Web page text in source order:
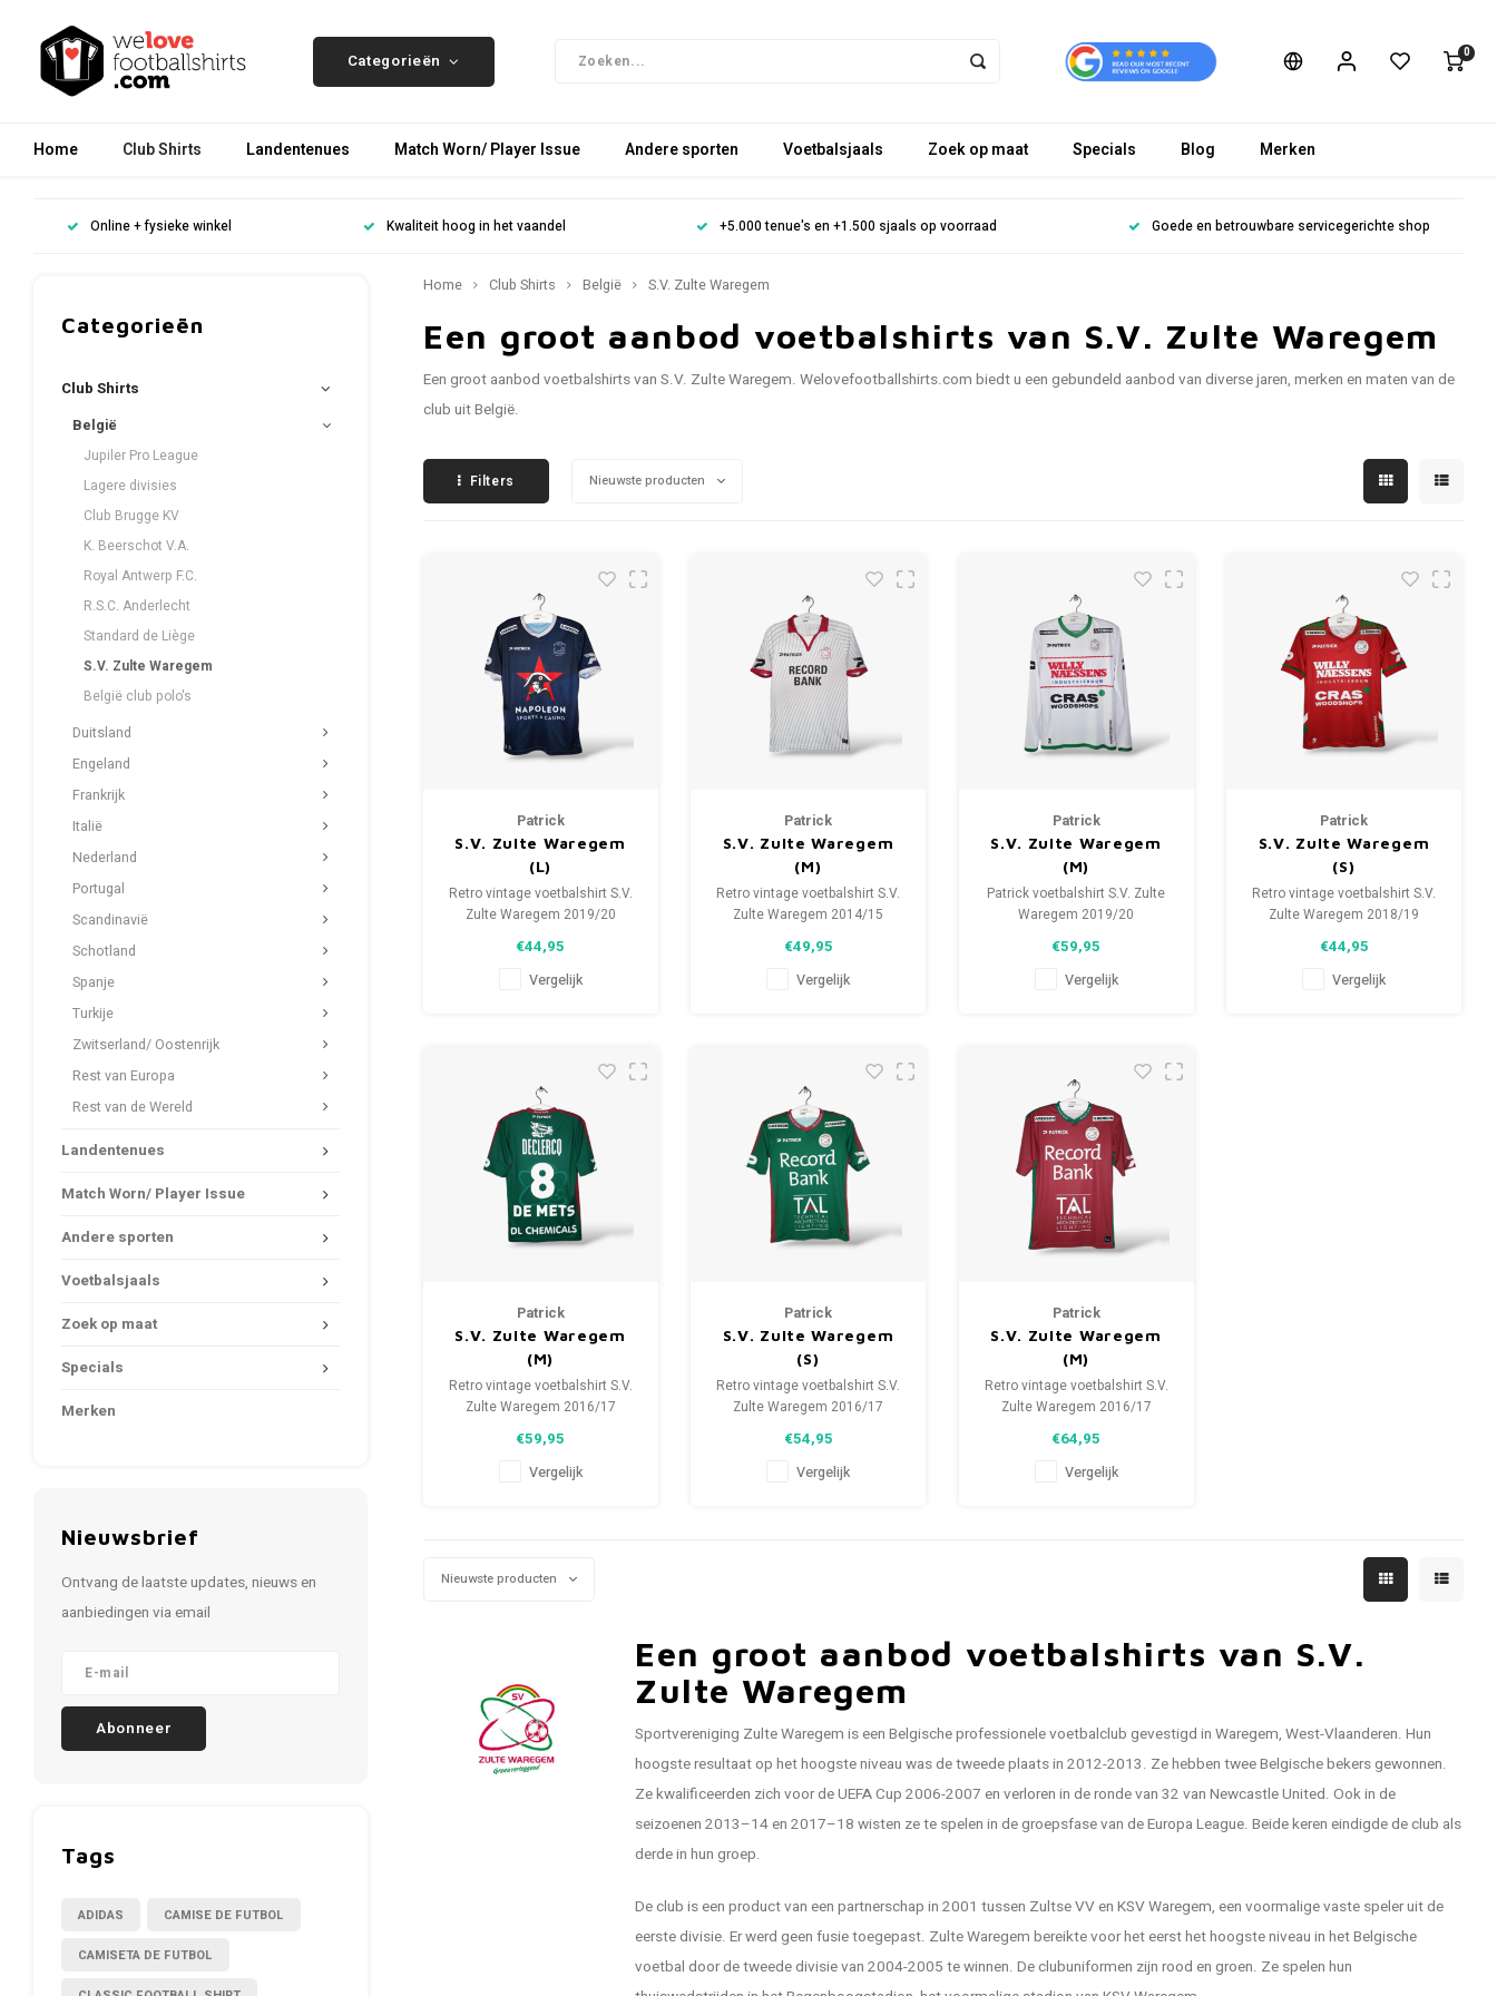
Categorieën 0
Home Club Shirts Landentenues Match Worn/ Player Issue Andere sporten Voetbalsjaals Zoek op maat Specials Blog Merken
Online + fysieke winkel Kwaliteit hoog in het vaandel +5.000 tenue's en +1.500 sjaals op voorraad Goede en betrouwbare servicegerichte shop
Categorieën
Club Shirts
België
Jupiler Pro League
Lagere divisies
Club Brugge KV
K. Beerschot V.A.
Royal Antwerp F.C.
R.S.C. Anderlecht
Standard de Liège
S.V. Zulte Waregem
België club polo's
Duitsland
Engeland
Frankrijk
Italië
Nederland
Portugal
Scandinavië
Schotland
Spanje
Turkije
Zwitserland/ Oostenrijk
Rest van Europa
Rest van de Wereld
Landentenues
Match Worn/ Player Issue
Andere sporten
Voetbalsjaals
Zoek op maat
Specials
Merken
Nieuwsbrief
Ontvang de laatste updates, nieuws en
aanbiedingen via email
Abonneer
Tags
ADIDAS CAMISE DE FUTBOL
CAMISETA DE FUTBOL
Home Club Shirts België S.V. Zulte Waregem
Een groot aanbod voetbalshirts van S.V. Zulte Waregem
Een groot aanbod voetbalshirts van S.V. Zulte Waregem. Welovefootballshirts.com biedt u een gebundeld aanbod van diverse jaren, merken en maten van de
club uit België.
Filters Nieuwste producten
Patrick
S.V. Zulte Waregem
(L)
Retro vintage voetbalshirt S.V.
Zulte Waregem 2019/20
Algehele staat shirt: 8.5/10
(gebruikt)
€44,95
Vergelijk
Patrick
S.V. Zulte Waregem
(M)
Retro vintage voetbalshirt S.V.
Zulte Waregem 2014/15
Algehele staat shirt: 9.5/10
(gebruikt)
€49,95
Vergelijk
Patrick
S.V. Zulte Waregem
(M)
Patrick voetbalshirt S.V. Zulte
Waregem 2019/20
Conditie: 9.5/10 (gebruikt)
€59,95
Vergelijk
Patrick
S.V. Zulte Waregem
(S)
Retro vintage voetbalshirt S.V.
Zulte Waregem 2018/19
Algehele staat shirt: 9.5/10
(gebruikt)
€44,95
Vergelijk
Patrick
S.V. Zulte Waregem
(M)
Retro vintage voetbalshirt S.V.
Zulte Waregem 2016/17
Algehele staat shirt: 9.5/10
(gebruikt)
€59,95
Vergelijk
Patrick
S.V. Zulte Waregem
(S)
Retro vintage voetbalshirt S.V.
Zulte Waregem 2016/17
Algehele staat shirt: 9/10
(gebruikt)
€54,95
Vergelijk
Patrick
S.V. Zulte Waregem
(M)
Retro vintage voetbalshirt S.V.
Zulte Waregem 2016/17
Algehele staat shirt: 9.5/10
(gebruikt)
€64,95
Vergelijk
Nieuwste producten
Een groot aanbod voetbalshirts van S.V.
Zulte Waregem
Sportvereniging Zulte Waregem is een Belgische professionele voetbalclub gevestigd in Waregem, West-Vlaanderen. Hun
hoogste resultaat op het hoogste niveau was de tweede plaats in 2012-2013. Ze hebben twee Belgische bekers gewonnen.
Ze kwalificeerden zich voor de UEFA Cup 2006-2007 en verloren in de ronde van 32 van Newcastle United. Ook in de
seizoenen 2013–14 en 2017–18 wisten ze te spelen in de groepsfase van de Europa League. Beide keren eindigde de club als
derde in hun groep.
De club is een product van een partnerschap in 2001 tussen Zultse VV en KSV Waregem, een voormalige vaste speler uit de
eerste divisie. Er werd geen fusie toegepast. Zulte Waregem bereikte voor het eerst het hoogste niveau in het Belgische
voetbal door de tweede divisie van 2004-2005 te winnen. De clubuniformen zijn rood en groen. Ze spelen hun